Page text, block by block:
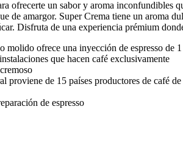
ofrecerte un sabor y aroma inconfundibles
amargor. Super Crema tiene un aroma
Disfruta de una experiencia prémium
ofrece una inyección de espresso de
que hacen café exclusivamente
de 15 países productores de café
de espresso